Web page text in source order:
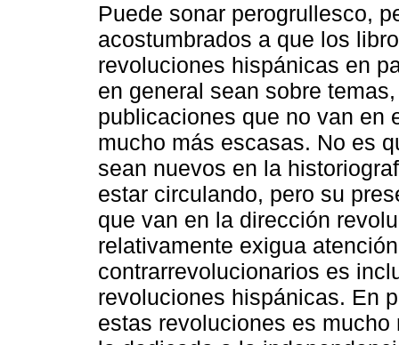
Puede sonar perogrullesco,
acostumbrados a que los
revoluciones hispánicas en
en general sean sobre
publicaciones que no van en
mucho más escasas. No es
sean nuevos en la
estar circulando, pero su
que van en la dirección
relativamente exigua
contrarrevolucionarios es
revoluciones hispánicas. En
estas revoluciones es